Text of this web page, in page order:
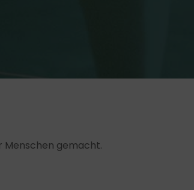
Menschen gemacht.